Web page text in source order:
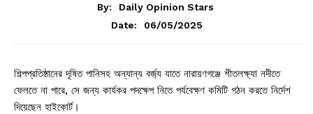
By:
Daily Opinion Stars
Date:
06/05/2025
শিল্পপ্রতিষ্ঠানের দূষিত পানিসহ অন্যান্য বর্জ্য যাতে নারায়ণগঞ্জে শীতলক্ষ্যা নদীতে
ফেলতে না পারে, সে জন্য কার্যকর পদক্ষেপ নিতে পর্যবেক্ষণ কমিটি গঠন করতে নির্দেশ
দিয়েছেন হাইকোর্ট।